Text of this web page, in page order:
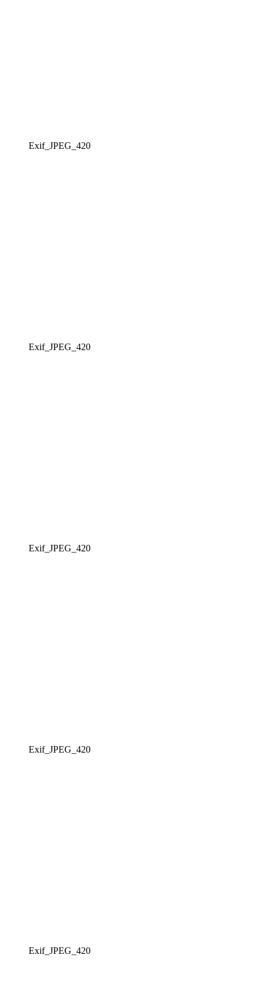
Exif_JPEG_420
Exif_JPEG_420
Exif_JPEG_420
Exif_JPEG_420
Exif_JPEG_420